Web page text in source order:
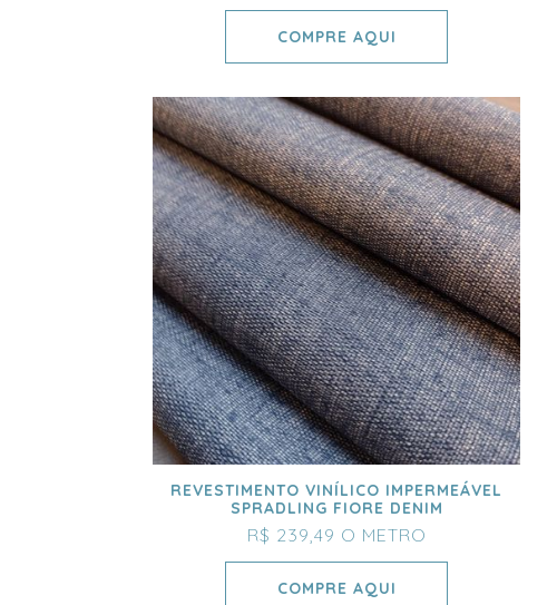
COMPRE AQUI
REVESTIMENTO VINÍLICO IMPERMEÁVEL
SPRADLING FIORE DENIM
R$ 239,49 O METRO
COMPRE AQUI